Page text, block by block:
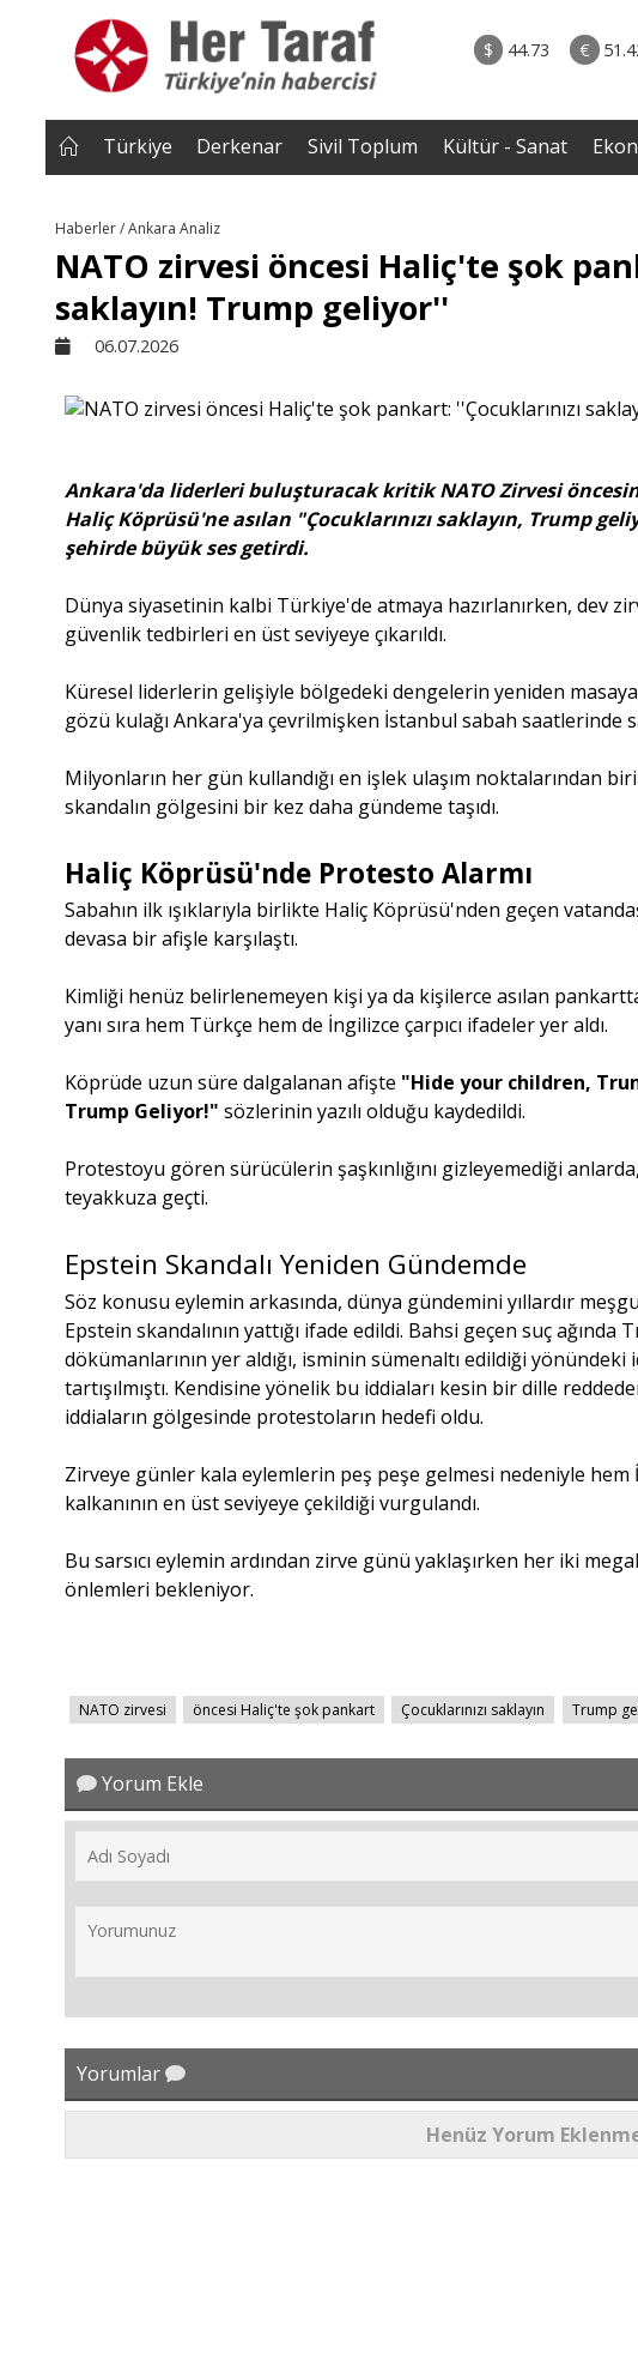
$ 44.73 €
• ''Ahh Avrupa..'' şeklindeki âşıkâne yaklaşımlar bütün
Müslüman toplumlarda geri tepmeye
başladı..|Selahaddin Eş Çakırgil
Türkiye Derkenar Sivil Toplum Kültür - Sanat
Haberler / Ankara Analiz
NATO zirvesi öncesi Haliç'te şok
saklayın! Trump geliyor''
06.07.2026
Ankara'da liderleri buluşturacak kritik NATO Zirvesi
Haliç Köprüsü'ne asılan "Çocuklarınızı saklayın, Trump
şehirde büyük ses getirdi.
Dünya siyasetinin kalbi Türkiye'de atmaya hazırlanırken, dev
güvenlik tedbirleri en üst seviyeye çıkarıldı.
Küresel liderlerin gelişiyle bölgedeki dengelerin yeniden masaya
gözü kulağı Ankara'ya çevrilmişken İstanbul sabah saatlerinde
Milyonların her gün kullandığı en işlek ulaşım noktalarından
skandalın gölgesini bir kez daha gündeme taşıdı.
Haliç Köprüsü'nde Protesto Alarmı
Sabahın ilk ışıklarıyla birlikte Haliç Köprüsü'nden geçen
devasa bir afişle karşılaştı.
Kimliği henüz belirlenemeyen kişi ya da kişilerce asılan
yanı sıra hem Türkçe hem de İngilizce çarpıcı ifadeler yer aldı.
Köprüde uzun süre dalgalanan afişte "Hide your children,
Trump Geliyor!" sözlerinin yazılı olduğu kaydedildi.
Protestoyu gören sürücülerin şaşkınlığını gizleyemediği
teyakkuza geçti.
Epstein Skandalı Yeniden Gündemde
Söz konusu eylemin arkasında, dünya gündemini yıllardır
Epstein skandalının yattığı ifade edildi. Bahsi geçen suç ağında
dökümanlarının yer aldığı, isminin sümenaltı edildiği
tartışılmıştı. Kendisine yönelik bu iddiaları kesin bir dille
iddiaların gölgesinde protestoların hedefi oldu.
Zirveye günler kala eylemlerin peş peşe gelmesi nedeniyle
kalkanının en üst seviyeye çekildiği vurgulandı.
Bu sarsıcı eylemin ardından zirve günü yaklaşırken her iki
önlemleri bekleniyor.
NATO zirvesi öncesi Haliç'te şok pankart Çocuklarınızı saklayın Trump
Yorum Ekle
Yorumlar
Henüz Yorum